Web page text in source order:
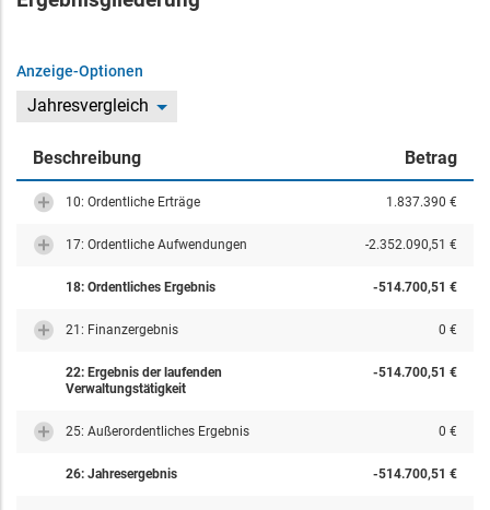
Anzeige-Optionen
Jahresvergleich
Beschreibung Betrag
10: Ordentliche Erträge 1.837.390 €
17: Ordentliche Aufwendungen -2.352.090,51 €
18: Ordentliches Ergebnis -514.700,51 €
21: Finanzergebnis 0 €
22: Ergebnis der laufenden
Verwaltungstätigkeit
-514.700,51 €
25: Außerordentliches Ergebnis 0 €
26: Jahresergebnis -514.700,51 €